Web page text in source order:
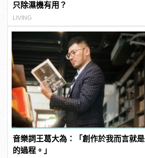
只除濕機有用？
LIVING
音樂詞王葛大為：「創作於我而言就
的過程。」